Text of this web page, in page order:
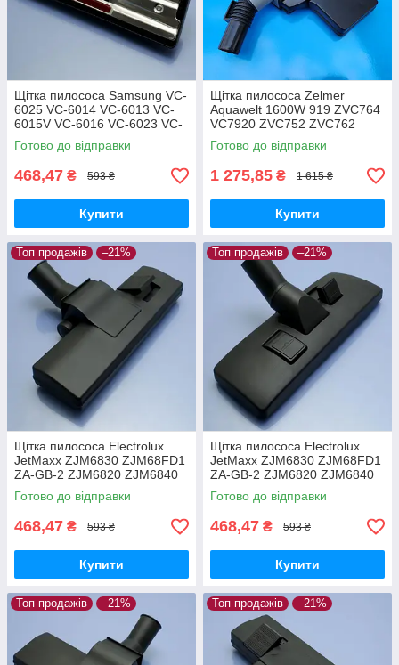
Щітка пилососа Samsung VC-
6025 VC-6014 VC-6013 VC-
6015V VC-6016 VC-6023 VC-
6024 для ламіната паркета
Готово до відправки
468,47 ₴ 593 ₴
Купити
Щітка пилососа Zelmer
Aquawelt 1600W 919 ZVC764
VC7920 ZVC752 ZVC762
ZVC763 Aquos 829 ZVC722
Aquario 819 ZVC712 оригінал
Готово до відправки
1 275,85 ₴ 1 615 ₴
Купити
Топ продажів –21%
Щітка пилососа Electrolux
JetMaxx ZJM6830 ZJM68FD1
ZA-GB-2 ZJM6820 ZJM6840
EL4042A ZJG6800
двохрежимна
Готово до відправки
468,47 ₴ 593 ₴
Купити
Топ продажів –21%
Щітка пилососа Electrolux
JetMaxx ZJM6830 ZJM68FD1
ZA-GB-2 ZJM6820 ZJM6840
EL4042A ZJG6800 для
ламіната паркета
Готово до відправки
468,47 ₴ 593 ₴
Купити
Топ продажів –21% Топ продажів –21%